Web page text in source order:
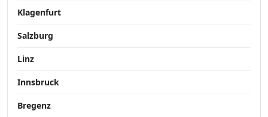
Klagenfurt
Salzburg
Linz
Innsbruck
Bregenz